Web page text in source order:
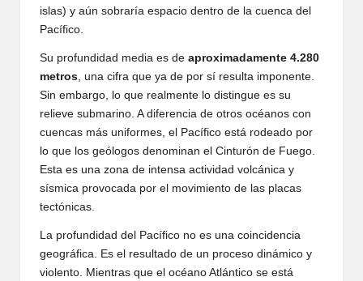
islas) y aún sobraría espacio dentro de la cuenca del
Pacífico.
Su profundidad media es de aproximadamente 4.280
metros , una cifra que ya de por sí resulta imponente.
Sin embargo, lo que realmente lo distingue es su
relieve submarino. A diferencia de otros océanos con
cuencas más uniformes, el Pacífico está rodeado por
lo que los geólogos denominan el Cinturón de Fuego.
Esta es una zona de intensa actividad volcánica y
sísmica provocada por el movimiento de las placas
tectónicas.
La profundidad del Pacífico no es una coincidencia
geográfica. Es el resultado de un proceso dinámico y
violento. Mientras que el océano Atlántico se está